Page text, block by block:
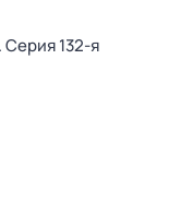
. Серия 132-я